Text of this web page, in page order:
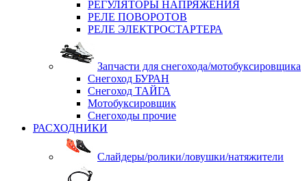
РЕГУЛЯТОРЫ НАПРЯЖЕНИЯ
РЕЛЕ ПОВОРОТОВ
РЕЛЕ ЭЛЕКТРОСТАРТЕРА
Запчасти для снегохода/мотобуксировщика
Снегоход БУРАН
Снегоход ТАЙГА
Мотобуксировщик
Снегоходы прочие
РАСХОДНИКИ
Слайдеры/ролики/ловушки/натяжители